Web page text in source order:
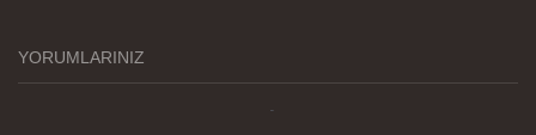
YORUMLARINIZ
günü hediyesi oldu. Kammana ailesine tüm